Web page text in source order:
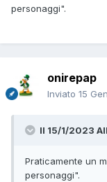
personaggi".
onirepap
Inviato 15
Il 15/1/2023
Praticamente un
personaggi".